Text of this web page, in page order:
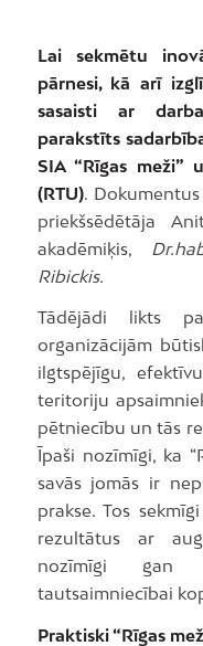
Lai sekmētu
pārnesi, kā arī
sasaisti ar
parakstīts
SIA “Rīgas meži”
(RTU). Dokumentus
priekšsēdētāja
akadēmiķis,
Ribickis.
Tādējādi likts
organizācijām
ilgtspējīgu,
teritoriju
pētniecību un tās
Īpaši nozīmīgi, ka
savās jomās ir
prakse. Tos
rezultātus ar
nozīmīgi gan
tautsaimniecībai
Praktiski “Rīgas